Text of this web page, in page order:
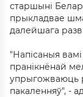
старшыні
прыкладвае
далейшага
"Напісаныя
пранікнёнай
упрыгожваюць
пакаленняў", -